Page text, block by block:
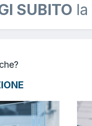
SUBITO la